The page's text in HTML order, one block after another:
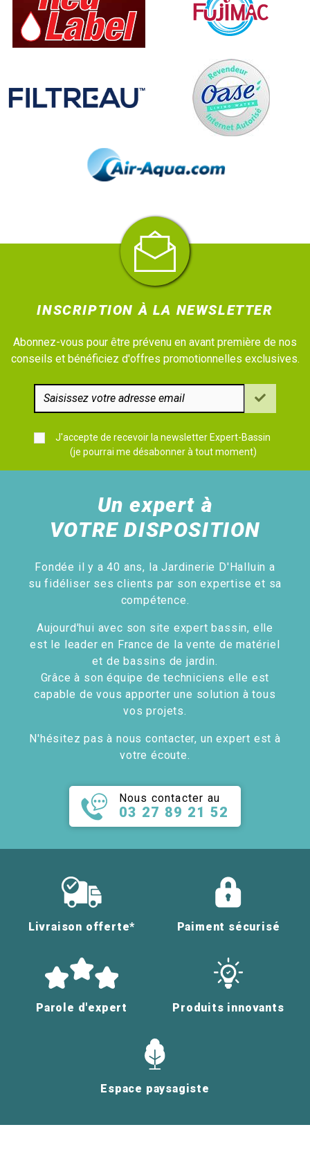
INSCRIPTION À LA NEWSLETTER
Abonnez-vous pour être prévenu en avant première de nos
conseils et bénéficiez d'offres promotionnelles exclusives.
J'accepte de recevoir la newsletter Expert-Bassin
(je pourrai me désabonner à tout moment)
Un expert à
VOTRE DISPOSITION
Fondée il y a 40 ans, la Jardinerie D'Halluin a
su fidéliser ses clients par son expertise et sa
compétence.
Aujourd'hui avec son site expert bassin, elle
est le leader en France de la vente de matériel
et de bassins de jardin.
Grâce à son équipe de techniciens elle est
capable de vous apporter une solution à tous
vos projets.
N'hésitez pas à nous contacter, un expert est à
votre écoute.
Nous contacter au
03 27 89 21 52
Livraison offerte* Paiment sécurisé
Parole d'expert Produits innovants
Espace paysagiste